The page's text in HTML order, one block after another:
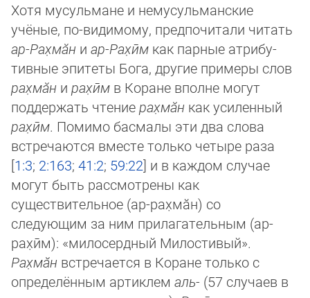
Хотя мусульмане и немусульманские
учёные, по-видимому, предпочитали читать
ар-Рах̣мӑн и ар-Рах̣ӣм как парные ат­ри­бу­
тивные эпитеты Бога, другие примеры слов
рах̣мӑн и рах̣ӣм в Коране вполне могут
поддержать чтениерах̣мӑн как уси­лен­ный
рах̣ӣм. Помимо басмалы эти два слова
встречаются вместе только четыре раза
[1:3; 2:163; 41:2; 59:22] и в каждом слу­чае
могут быть рассмотрены как
существительное (ар-рах̣мӑн) со
следующим за ним прилагательным (ар-
рах̣ӣм): «ми­ло­серд­ный Милостивый».
Рах̣мӑн встречается в Коране только с
определённым артиклем аль- (57 случаев в